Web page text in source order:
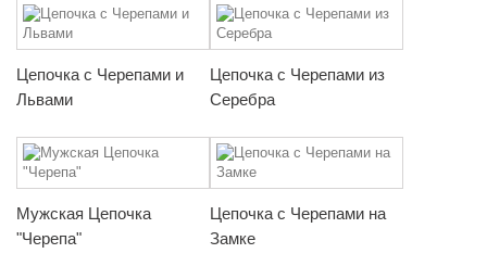
Цепочка с Черепами и
Львами
Цепочка с Черепами из
Серебра
Мужская Цепочка
"Черепа"
Цепочка с Черепами на
Замке